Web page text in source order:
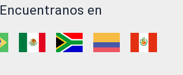
Encuentranos en